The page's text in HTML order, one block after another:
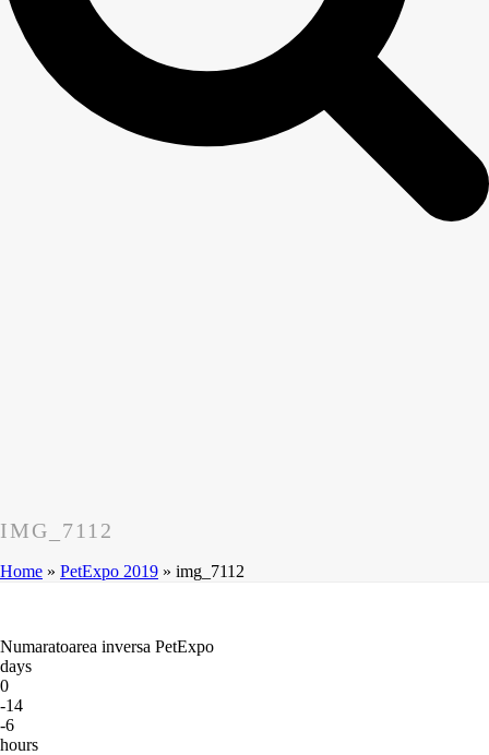
IMG_7112
Home » PetExpo 2019 » img_7112
Numaratoarea inversa PetExpo
days
0
-14
-6
hours